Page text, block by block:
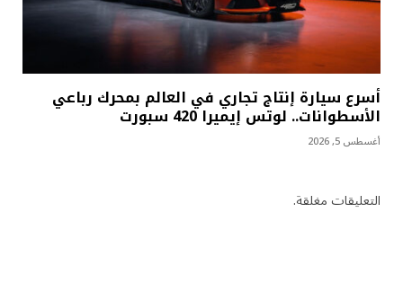
أسرع سيارة إنتاج تجاري في العالم بمحرك رباعي
الأسطوانات.. لوتس إيميرا 420 سبورت
أغسطس 5, 2026
التعليقات مغلقة.